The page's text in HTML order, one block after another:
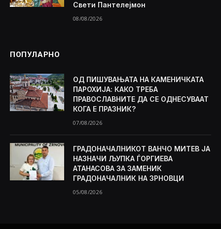
Свети Пантелејмон
08/08/2026
ПОПУЛАРНО
ОД ПИШУВАЊАТА НА КАМЕНИЧКАТА
ПАРОХИЈА: КАКО ТРЕБА
ПРАВОСЛАВНИТЕ ДА СЕ ОДНЕСУВААТ
КОГА Е ПРАЗНИК?
07/08/2026
ГРАДОНАЧАЛНИКОТ ВАНЧО МИТЕВ ЈА
НАЗНАЧИ ЉУПКА ЃОРГИЕВА
АТАНАСОВА ЗА ЗАМЕНИК
ГРАДОНАЧАЛНИК НА ЗРНОВЦИ
05/08/2026